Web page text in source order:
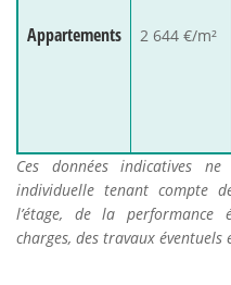
Appartements 2 644 €/m²
Ces données indicatives
individuelle tenant compte
l’étage, de la performance
charges, des travaux